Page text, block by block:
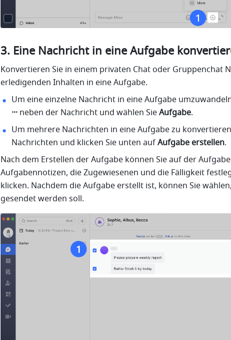
Eine Nachricht in eine Aufgabe
Konvertieren Sie in einem privaten Chat oder Gruppenchat
erledigenden Inhalten in eine Aufgabe.
··· neben der Nachricht und wählen Sie Aufgabe.
Um mehrere Nachrichten in eine Aufgabe zu
Nachrichten und klicken Sie unten auf Aufgabe erstellen.
Nach dem Erstellen der Aufgabe können Sie auf der
Aufgabennotizen, die Zugewiesenen und die Fälligkeit
klicken. Nachdem die Aufgabe erstellt ist, können Sie
gesendet werden soll.